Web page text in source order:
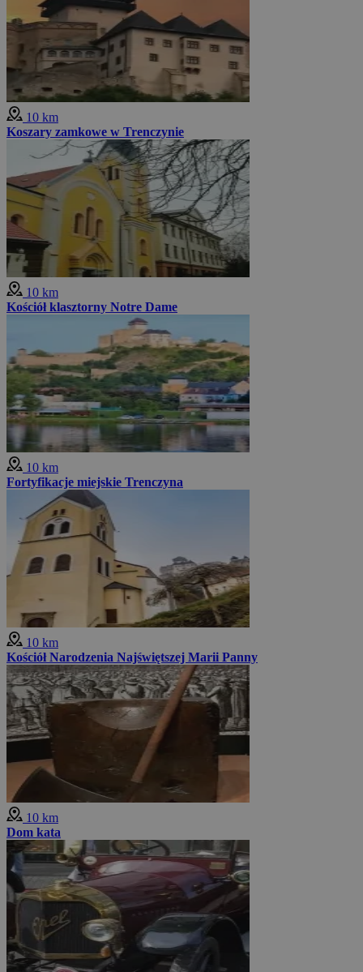
10 km
Koszary zamkowe w Trenczynie
10 km
Kościół klasztorny Notre Dame
10 km
Fortyfikacje miejskie Trenczyna
10 km
Kościół Narodzenia Najświętszej Marii Panny
10 km
Dom kata